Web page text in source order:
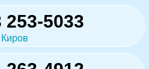
253-5033
Киров